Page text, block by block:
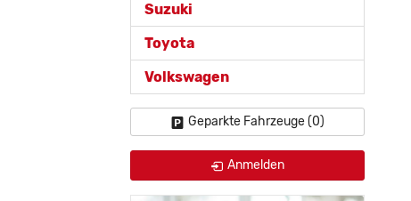
Suzuki
Toyota
Volkswagen
Geparkte Fahrzeuge (0)
Anmelden